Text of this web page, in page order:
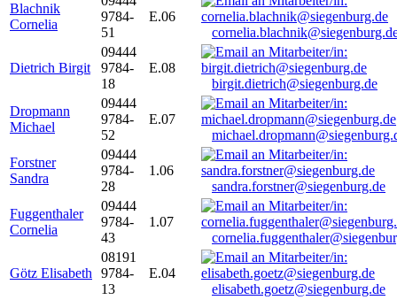
Blachnik
Cornelia
9784-
51
E.06
Dietrich Birgit
09444
9784-
18
E.08
birgit.dietrich@siegenburg.de
Dropmann
Michael
09444
9784-
52
E.07
Forstner
Sandra
09444
9784-
28
1.06
sandra.forstner@siegenburg.de
Fuggenthaler
Cornelia
09444
9784-
43
1.07
Götz Elisabeth
08191
9784-
13
E.04
elisabeth.goetz@siegenburg.de